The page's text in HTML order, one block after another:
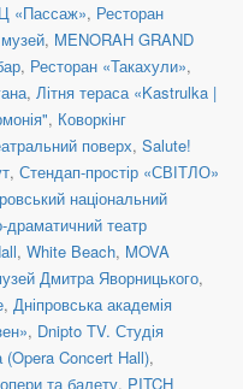
«Пассаж», Ресторан
, MENORAH GRAND
, Ресторан «Такахули»,
, Літня тераса «Kastrulka |
, Коворкінг
поверх, Salute!
, Стендап-простір «СВІТЛО»
національний
драматичний театр
, White Beach, MOVA
Дмитра Яворницького,
, Дніпровська академія
, Dnipto TV. Студія
Concert Hall),
та балету, PITCH